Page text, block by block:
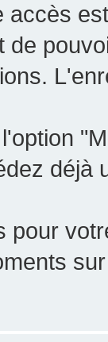
déjà
pour